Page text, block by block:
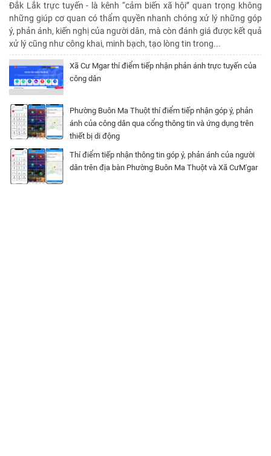
Đắk Lắk trực tuyến - là kênh “cảm biến xã hội” quan trọng không
những giúp cơ quan có thẩm quyền nhanh chóng xử lý những góp
ý, phản ánh, kiến nghị của người dân, mà còn đánh giá được kết quả
xử lý cũng như công khai, minh bạch, tạo lòng tin trong...
Xã Cư Mgar thí điểm tiếp nhận phản ánh trực tuyến của
công dân
Phường Buôn Ma Thuột thí điểm tiếp nhận góp ý, phản
ánh của công dân qua cổng thông tin và ứng dụng trên
thiết bị di động
Thí điểm tiếp nhận thông tin góp ý, phản ánh của người
dân trên địa bàn Phường Buôn Ma Thuột và Xã CưM'gar